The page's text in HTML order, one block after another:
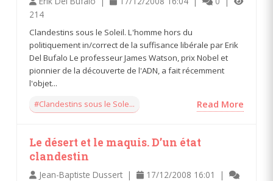
214
Clandestins sous le Soleil. L'homme hors du
politiquement in/correct de la suffisance libérale par Erik
Del Bufalo Le professeur James Watson, prix Nobel et
pionnier de la découverte de l'ADN, a fait récemment
l'objet...
#Clandestins sous le Sole...
Read More
Le désert et le maquis. D’un état
clandestin
Jean-Baptiste Dussert |
17/12/2008 16:01 |